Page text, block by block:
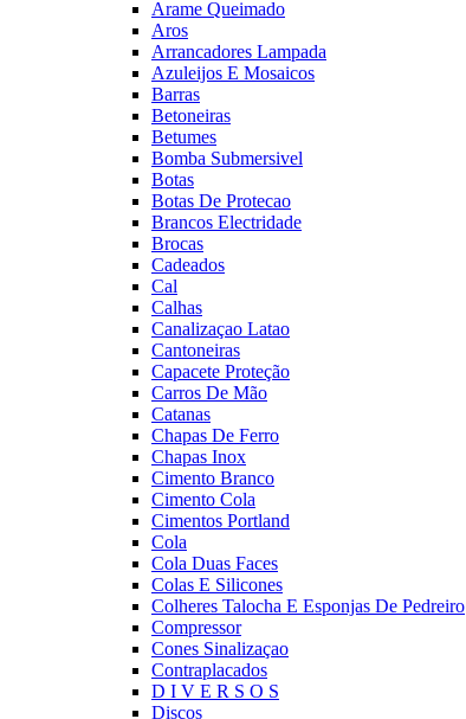
Arame Queimado
Aros
Arrancadores Lampada
Azuleijos E Mosaicos
Barras
Betoneiras
Betumes
Bomba Submersivel
Botas
Botas De Protecao
Brancos Electridade
Brocas
Cadeados
Cal
Calhas
Canalizaçao Latao
Cantoneiras
Capacete Proteção
Carros De Mão
Catanas
Chapas De Ferro
Chapas Inox
Cimento Branco
Cimento Cola
Cimentos Portland
Cola
Cola Duas Faces
Colas E Silicones
Colheres Talocha E Esponjas De Pedreiro
Compressor
Cones Sinalizaçao
Contraplacados
D I V E R S O S
Discos